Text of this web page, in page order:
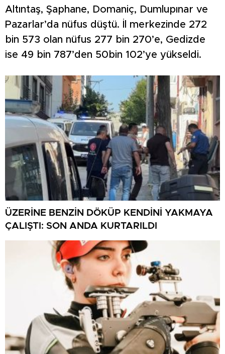
Altıntaş, Şaphane, Domaniç, Dumlupınar ve
Pazarlar’da nüfus düştü. İl merkezinde 272
bin 573 olan nüfus 277 bin 270’e, Gedizde
ise 49 bin 787’den 50bin 102’ye yükseldi.
ÜZERİNE BENZİN DÖKÜP KENDİNİ YAKMAYA
ÇALIŞTI: SON ANDA KURTARILDI